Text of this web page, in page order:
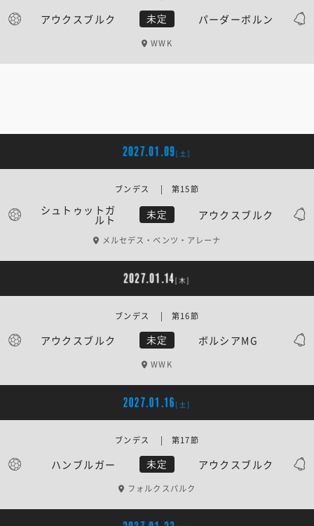
アウクスブルク 未定 パーダーボルン
WWK
2027.01.09[土]
シュトゥットガ
ルト 未定 アウクスブルク
ブンデス | 第15節
メルセデス・ベンツ・アレーナ
2027.01.14[木]
アウクスブルク 未定 ボルシアMG
ブンデス | 第16節
WWK
2027.01.16 [土]
ハンブルガー 未定 アウクスブルク
ブンデス | 第17節
フォルクスパルク